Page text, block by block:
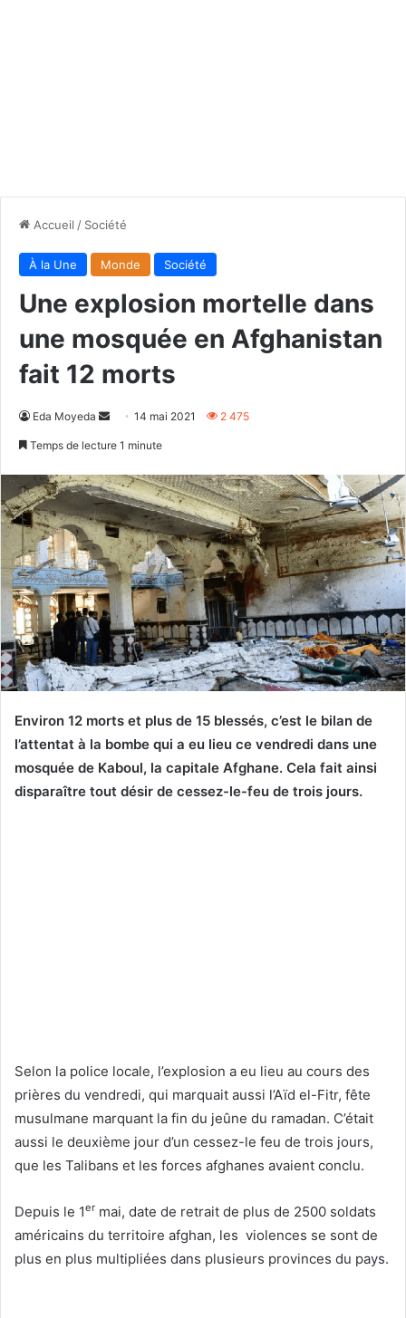
Accueil / Société
À la Une Monde Société
Une explosion mortelle dans
une mosquée en Afghanistan
fait 12 morts
Eda Moyeda
Envoyer14 mai 2021 2 475
Temps de lecture 1 minute
Environ 12 morts et plus de 15 blessés, c’est le bilan de
l’attentat à la bombe qui a eu lieu ce vendredi dans une
mosquée de Kaboul, la capitale Afghane. Cela fait ainsi
disparaître tout désir de cessez-le-feu de trois jours.
Selon la police locale, l’explosion a eu lieu au cours des
prières du vendredi, qui marquait aussi l’Aïd el-Fitr, fête
musulmane marquant la fin du jeûne du ramadan. C’était
aussi le deuxième jour d’un cessez-le feu de trois jours,
que les Talibans et les forces afghanes avaient conclu.
Depuis le 1er mai, date de retrait de plus de 2500 soldats
américains du territoire afghan, les violences se sont de
plus en plus multipliées dans plusieurs provinces du pays.